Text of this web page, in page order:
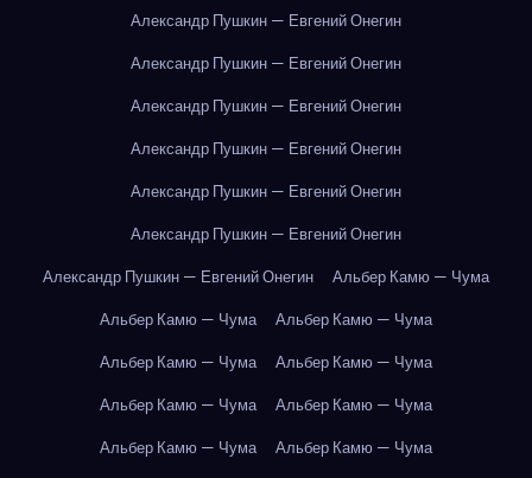
Александр Пушкин — Евгений Онегин
Александр Пушкин — Евгений Онегин
Александр Пушкин — Евгений Онегин
Александр Пушкин — Евгений Онегин
Александр Пушкин — Евгений Онегин
Александр Пушкин — Евгений Онегин
Александр Пушкин — Евгений Онегин
Альбер Камю — Чума
Альбер Камю — Чума
Альбер Камю — Чума
Альбер Камю — Чума
Альбер Камю — Чума
Альбер Камю — Чума
Альбер Камю — Чума
Альбер Камю — Чума
Альбер Камю — Чума